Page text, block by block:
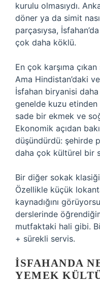
kurulu olmasıydı.
döner ya da simit
parçasıysa,
çok daha köklü.
En çok karşıma
Ama Hindistan’daki
İsfahan biryanisi
genelde kuzu etinden
sade bir ekmek ve
Ekonomik açıdan
düşündürdü: şehirde
daha çok kültürel bir
Bir diğer sokak
Özellikle küçük
kaynadığını
derslerinde
mutfaktaki hali gibi.
+ sürekli servis.
İSFAHANDA
YEMEK